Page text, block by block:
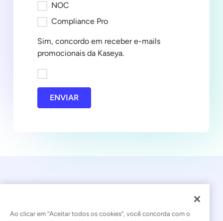
NOC
Compliance Pro
Sim, concordo em receber e-mails
promocionais da Kaseya.
ENVIAR
Ao clicar em “Aceitar todos os cookies”, você concorda com o